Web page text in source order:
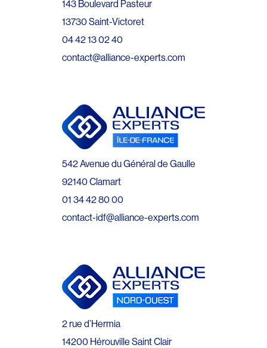
143 Boulevard Pasteur
13730 Saint-Victoret
04 42 13 02 40
contact@alliance-experts.com
542 Avenue du Général de Gaulle
92140 Clamart
01 34 42 80 00
contact-idf@alliance-experts.com
2 rue d’Hermia
14200 Hérouville Saint Clair